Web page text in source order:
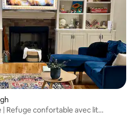
Refuge confortable avec lit